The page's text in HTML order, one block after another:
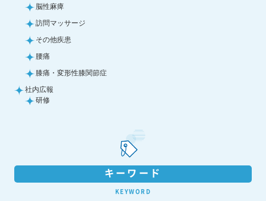
脳性麻痺
訪問マッサージ
その他疾患
腰痛
膝痛・変形性膝関節症
社内広報
研修
キーワード
KEYWORD